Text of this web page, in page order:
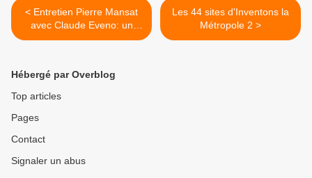
< Entretien Pierre Mansat
avec Claude Eveno: un
cheminement communiste
Les 44 sites d'Inventons la
Métropole 2 >
Hébergé par Overblog
Top articles
Pages
Contact
Signaler un abus